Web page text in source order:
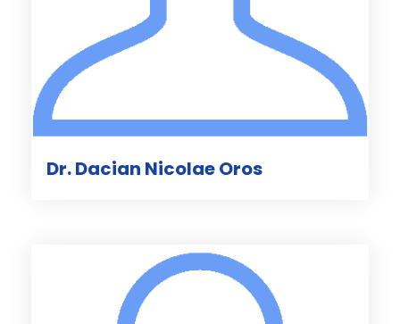
Dr. Dacian Nicolae Oros